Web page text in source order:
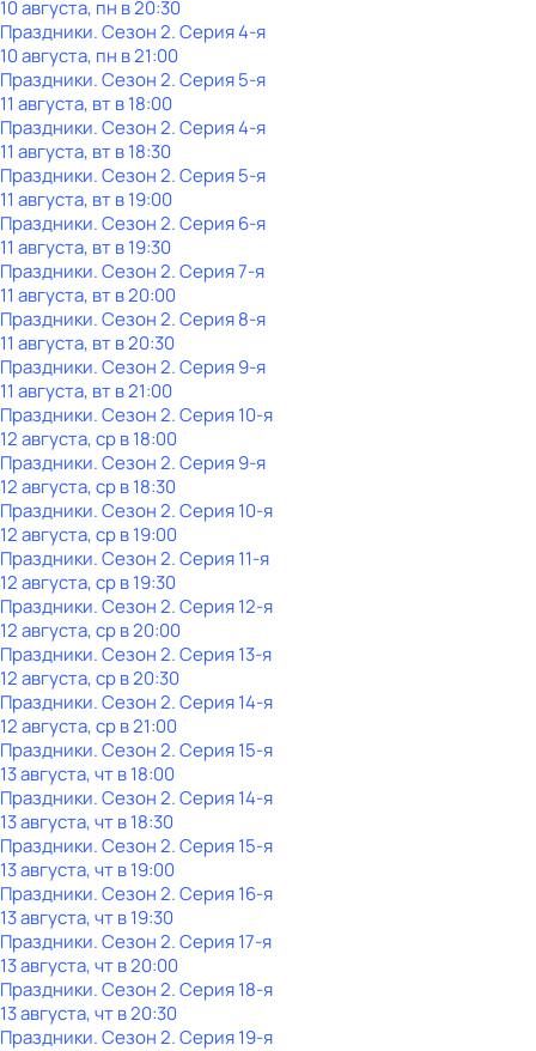
10 августа, пн в 20:30
Праздники. Сезон 2. Серия 4-я
10 августа, пн в 21:00
Праздники. Сезон 2. Серия 5-я
11 августа, вт в 18:00
Праздники. Сезон 2. Серия 4-я
11 августа, вт в 18:30
Праздники. Сезон 2. Серия 5-я
11 августа, вт в 19:00
Праздники. Сезон 2. Серия 6-я
11 августа, вт в 19:30
Праздники. Сезон 2. Серия 7-я
11 августа, вт в 20:00
Праздники. Сезон 2. Серия 8-я
11 августа, вт в 20:30
Праздники. Сезон 2. Серия 9-я
11 августа, вт в 21:00
Праздники. Сезон 2. Серия 10-я
12 августа, ср в 18:00
Праздники. Сезон 2. Серия 9-я
12 августа, ср в 18:30
Праздники. Сезон 2. Серия 10-я
12 августа, ср в 19:00
Праздники. Сезон 2. Серия 11-я
12 августа, ср в 19:30
Праздники. Сезон 2. Серия 12-я
12 августа, ср в 20:00
Праздники. Сезон 2. Серия 13-я
12 августа, ср в 20:30
Праздники. Сезон 2. Серия 14-я
12 августа, ср в 21:00
Праздники. Сезон 2. Серия 15-я
13 августа, чт в 18:00
Праздники. Сезон 2. Серия 14-я
13 августа, чт в 18:30
Праздники. Сезон 2. Серия 15-я
13 августа, чт в 19:00
Праздники. Сезон 2. Серия 16-я
13 августа, чт в 19:30
Праздники. Сезон 2. Серия 17-я
13 августа, чт в 20:00
Праздники. Сезон 2. Серия 18-я
13 августа, чт в 20:30
Праздники. Сезон 2. Серия 19-я